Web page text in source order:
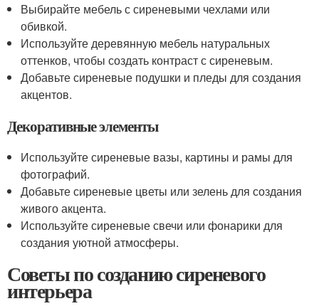
Выбирайте мебель с сиреневыми чехлами или
обивкой.
Используйте деревянную мебель натуральных
оттенков, чтобы создать контраст с сиреневым.
Добавьте сиреневые подушки и пледы для создания
акцентов.
Декоративные элементы
Используйте сиреневые вазы, картины и рамы для
фотографий.
Добавьте сиреневые цветы или зелень для создания
живого акцента.
Используйте сиреневые свечи или фонарики для
создания уютной атмосферы.
Советы по созданию сиреневого
интерьера